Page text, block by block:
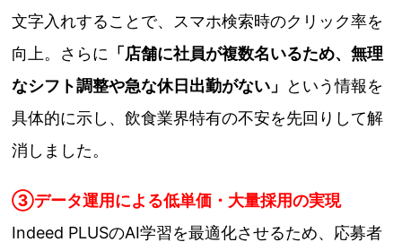
文字入れすることで、スマホ検索時のクリック率を
向上。さらに 「店舗に社員が複数名いるため、無理
なシフト調整や急な休日出勤がない」
という情報を
具体的に示し、飲食業界特有の不安を先回りして解
消しました。
③データ運用による低単価・大量採用の実現
Indeed PLUSのAI学習を最適化させるため、応募者